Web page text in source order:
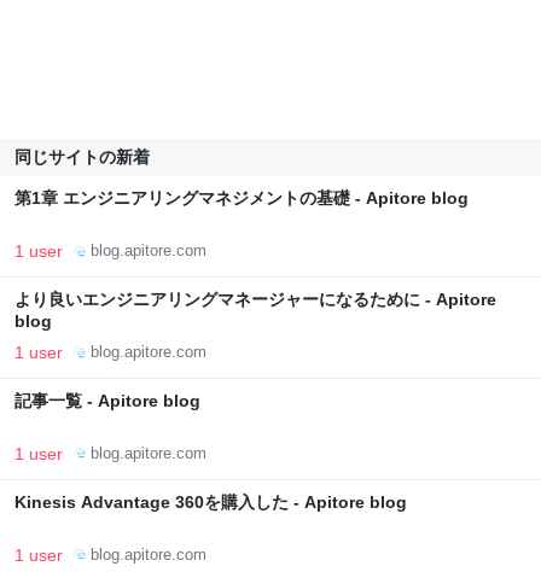
同じサイトの新着
第1章 エンジニアリングマネジメントの基礎 - Apitore blog
1 user blog.apitore.com
より良いエンジニアリングマネージャーになるために - Apitore
blog
1 user blog.apitore.com
記事一覧 - Apitore blog
1 user blog.apitore.com
Kinesis Advantage 360を購入した - Apitore blog
1 user blog.apitore.com